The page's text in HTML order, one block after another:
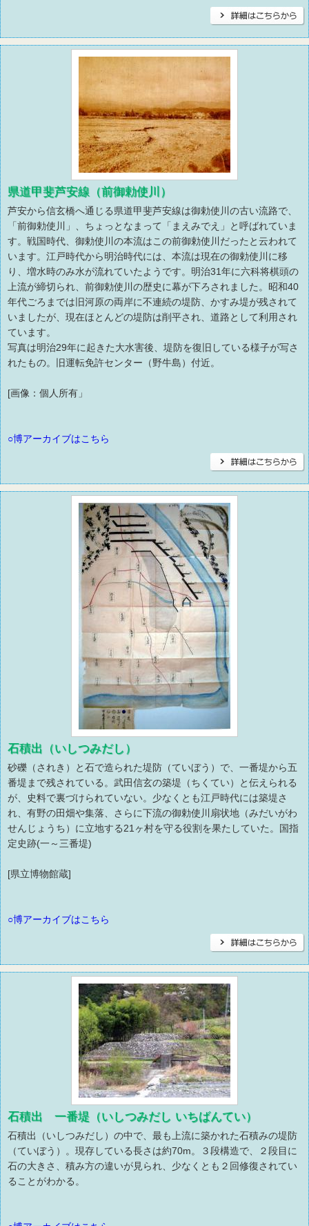
県道甲斐芦安線（前御勅使川）
芦安から信玄橋へ通じる県道甲斐芦安線は御勅使川の古い流路で、
「前御勅使川」、ちょっとなまって「まえみでえ」と呼ばれていま
す。戦国時代、御勅使川の本流はこの前御勅使川だったと云われて
います。江戸時代から明治時代には、本流は現在の御勅使川に移
り、増水時のみ水が流れていたようです。明治31年に六科将棋頭の
上流が締切られ、前御勅使川の歴史に幕が下ろされました。昭和40
年代ごろまでは旧河原の両岸に不連続の堤防、かすみ堤が残されて
いましたが、現在ほとんどの堤防は削平され、道路として利用され
ています。
写真は明治29年に起きた大水害後、堤防を復旧している様子が写さ
れたもの。旧運転免許センター（野牛島）付近。
[画像：個人所有」
○博アーカイブはこちら
石積出（いしつみだし）
砂礫（されき）と石で造られた堤防（ていぼう）で、一番堤から五
番堤まで残されている。武田信玄の築堤（ちくてい）と伝えられる
が、史料で裏づけられていない。少なくとも江戸時代には築堤さ
れ、有野の田畑や集落、さらに下流の御勅使川扇状地（みだいがわ
せんじょうち）に立地する21ヶ村を守る役割を果たしていた。国指
定史跡(一～三番堤)
[県立博物館蔵]
○博アーカイブはこちら
石積出 一番堤（いしつみだし いちばんてい）
石積出（いしつみだし）の中で、最も上流に築かれた石積みの堤防
（ていぼう）。現存している長さは約70m。３段構造で、２段目に
石の大きさ、積み方の違いが見られ、少なくとも２回修復されてい
ることがわかる。